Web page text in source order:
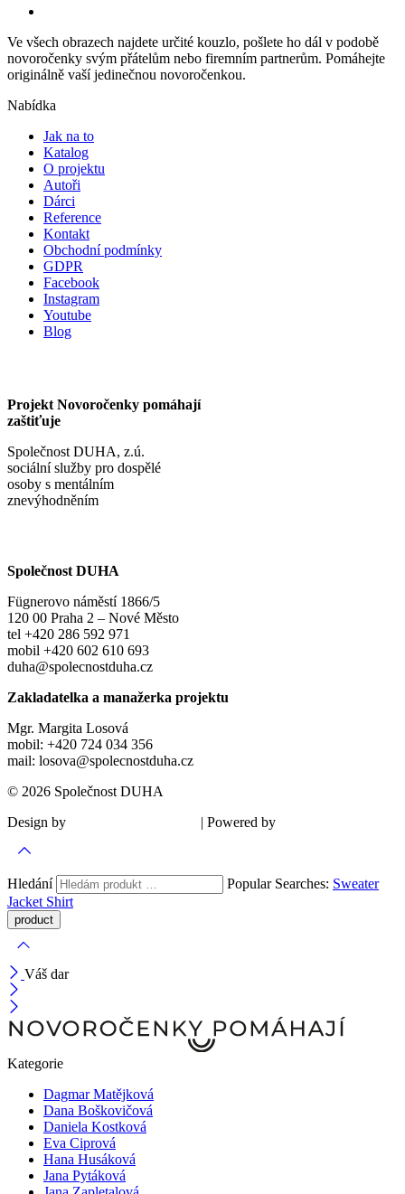
Ve všech obrazech najdete určité kouzlo, pošlete ho dál v podobě
novoročenky svým přátelům nebo firemním partnerům. Pomáhejte
originálně vaší jedinečnou novoročenkou.
Nabídka
Jak na to
Katalog
O projektu
Autoři
Dárci
Reference
Kontakt
Obchodní podmínky
GDPR
Facebook
Instagram
Youtube
Blog
Projekt Novoročenky pomáhají
zaštiťuje
Společnost DUHA, z.ú.
sociální služby pro dospělé
osoby s mentálním
znevýhodněním
Společnost DUHA
Fügnerovo náměstí 1866/5
120 00 Praha 2 – Nové Město
tel +420 286 592 971
mobil +420 602 610 693
duha@spolecnostduha.cz
Zakladatelka a manažerka projektu
Mgr. Margita Losová
mobil: +420 724 034 356
mail: losova@spolecnostduha.cz
© 2026 Společnost DUHA
Design by
| Powered by
Hledání Popular Searches: Sweater
Jacket Shirt
Váš dar
Kategorie
Dagmar Matějková
Dana Boškovičová
Daniela Kostková
Eva Ciprová
Hana Husáková
Jana Pytáková